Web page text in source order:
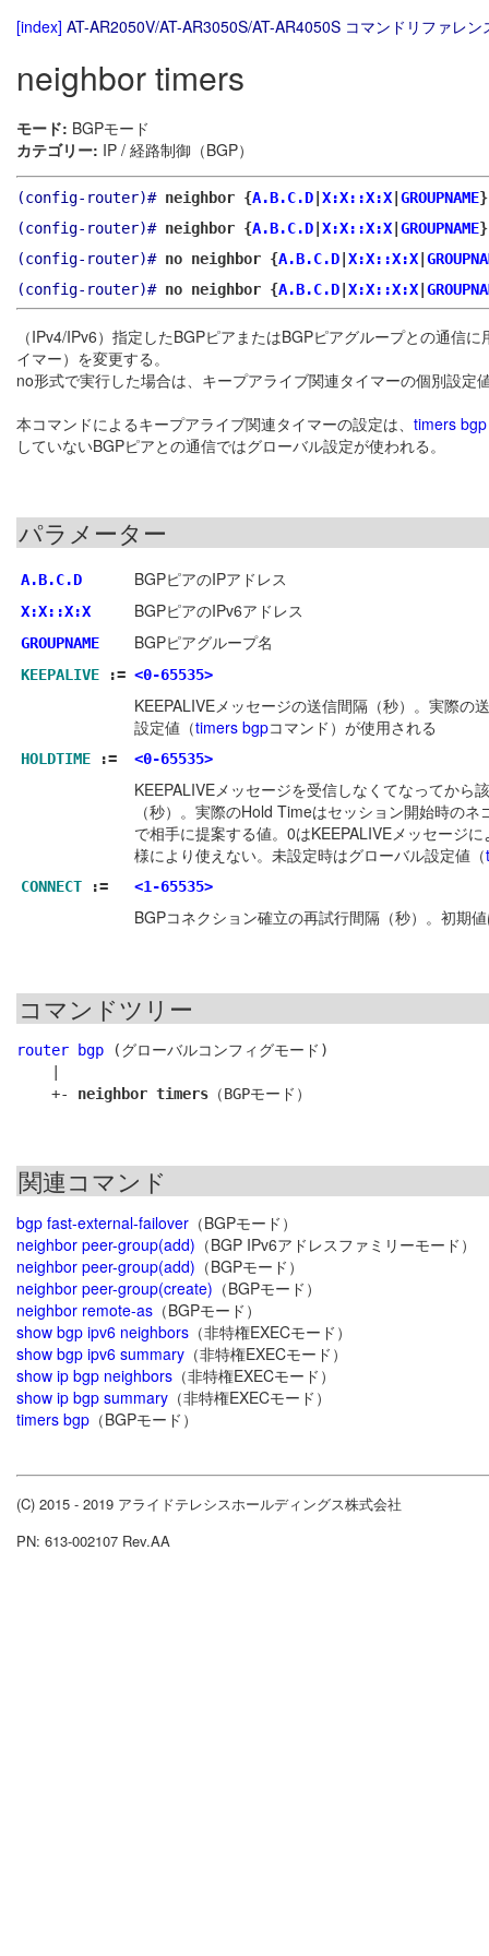
[index] AT-AR2050V/AT-AR3050S/AT-AR4050S コマンドリファレン
neighbor timers
モード: BGPモード
カテゴリー: IP / 経路制御（BGP）
(config-router)# neighbor {A.B.C.D X:X::X:X GROUPNAME
(config-router)# neighbor {A.B.C.D X:X::X:X GROUPNAME
(config-router)# no neighbor {A.B.C.D X:X::X:X
(config-router)# no neighbor {A.B.C.D X:X::X:X
（IPv4/IPv6）指定したBGPピアまたはBGPピアグループとの通信
イマー）を変更する。
no形式で実行した場合は、キープアライブ関連タイマーの個別設
本コマンドによるキープアライブ関連タイマーの設定は、 timers bgp
していないBGPピアとの通信ではグローバル設定が使われる。
パラメーター
A.B.C.D BGPピアのIPアドレス
X:X::X:X BGPピアのIPv6アドレス
GROUPNAME BGPピアグループ名
KEEPALIVE := <0-65535>
KEEPALIVEメッセージの送信間隔（秒）。実際
設定値（timers bgpコマンド）が使用される
HOLDTIME := <0-65535>
KEEPALIVEメッセージを受信しなくてなってか
（秒）。実際のHold Timeはセッション開始時の
で相手に提案する値。0はKEEPALIVEメッセージ
様により使えない。未設定時はグローバル設定値（
CONNECT := <1-65535>
BGPコネクション確立の再試行間隔（秒）。初期
コマンドツリー
router bgp (グローバルコンフィグモード)
    +-
neighbor timers
関連コマンド
bgp fast-external-failover （BGPモード）
neighbor peer-group(add) （BGP IPv6アドレスファミリーモード）
neighbor peer-group(add) （BGPモード）
neighbor peer-group(create) （BGPモード）
neighbor remote-as （BGPモード）
show bgp ipv6 neighbors （非特権EXECモード）
show bgp ipv6 summary （非特権EXECモード）
show ip bgp neighbors （非特権EXECモード）
show ip bgp summary （非特権EXECモード）
timers bgp （BGPモード）
(C) 2015 - 2019 アライドテレシスホールディングス株式会社
PN: 613-002107 Rev.AA